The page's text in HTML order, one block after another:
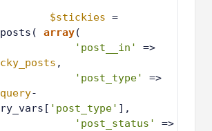
$stickies =
array(
'post__in'
,
'post_type'
-
'post_type' ],
'post_status'